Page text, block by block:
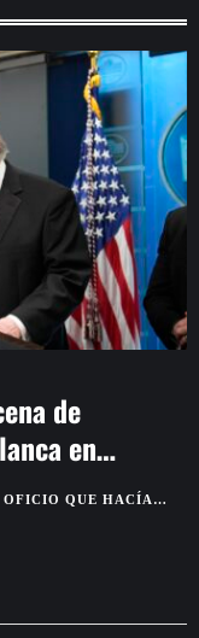
de
en
OFICIO QUE HACÍA